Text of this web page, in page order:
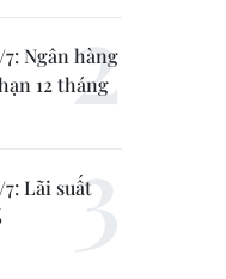
Ngân hàng
12 tháng
Lãi suất